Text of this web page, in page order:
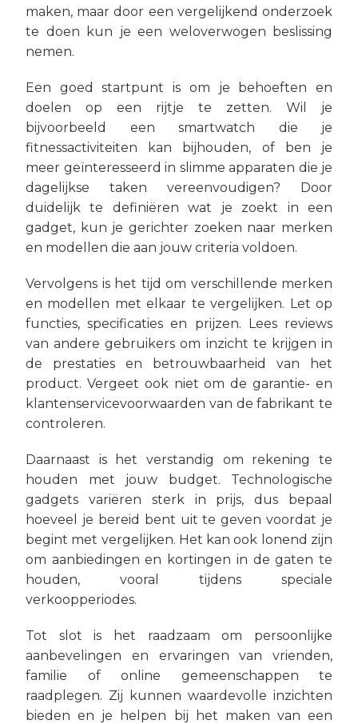
maken, maar door een vergelijkend onderzoek
te doen kun je een weloverwogen beslissing
nemen.
Een goed startpunt is om je behoeften en
doelen op een rijtje te zetten. Wil je
bijvoorbeeld een smartwatch die je
fitnessactiviteiten kan bijhouden, of ben je
meer geïnteresseerd in slimme apparaten die je
dagelijkse taken vereenvoudigen? Door
duidelijk te definiëren wat je zoekt in een
gadget, kun je gerichter zoeken naar merken
en modellen die aan jouw criteria voldoen.
Vervolgens is het tijd om verschillende merken
en modellen met elkaar te vergelijken. Let op
functies, specificaties en prijzen. Lees reviews
van andere gebruikers om inzicht te krijgen in
de prestaties en betrouwbaarheid van het
product. Vergeet ook niet om de garantie- en
klantenservicevoorwaarden van de fabrikant te
controleren.
Daarnaast is het verstandig om rekening te
houden met jouw budget. Technologische
gadgets variëren sterk in prijs, dus bepaal
hoeveel je bereid bent uit te geven voordat je
begint met vergelijken. Het kan ook lonend zijn
om aanbiedingen en kortingen in de gaten te
houden, vooral tijdens speciale
verkoopperiodes.
Tot slot is het raadzaam om persoonlijke
aanbevelingen en ervaringen van vrienden,
familie of online gemeenschappen te
raadplegen. Zij kunnen waardevolle inzichten
bieden en je helpen bij het maken van een